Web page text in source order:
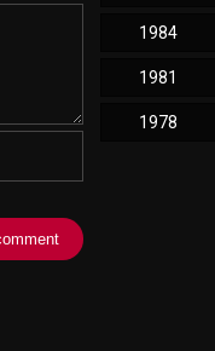
1984
1981
1978